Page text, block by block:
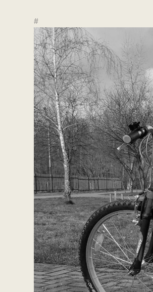
#